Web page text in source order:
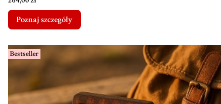
Poznaj szczegóły
Bestseller